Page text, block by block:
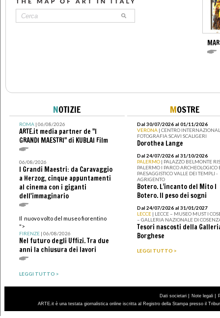
NOTIZIE
ROMA| 06/08/2026
ARTE.it media partner de "I
GRANDI MAESTRI" di KUBLAI Film
06/08/2026
I Grandi Maestri: da Caravaggio
a Herzog, cinque appuntamenti
al cinema con i giganti
dell'immaginario
Il nuovo volto del museo fiorentino
">
FIRENZE| 06/08/2026
Nel futuro degli Uffizi. Tra due
anni la chiusura dei lavori
LEGGI TUTTO >
MOSTRE
Dal 30/07/2026 al 01/11/2026
VERONA | CENTRO
FOTOGRAFIA SCAVI SCALIGERI
Dorothea Lange
Dal 24/07/2026 al 31/10/2026
PALERMO | PALAZZO BELMONTE
PALERMO I PARCO ARCHEOLOGICO
PAESAGGISTICO VALLE DEI TEMPLI -
AGRIGENTO
Botero. L’incanto del Mito I
Botero. Il peso dei sogni
Dal 24/07/2026 al 31/01/2027
LECCE | LECCE – MUSEO MUST I
– GALLERIA NAZIONALE DI
Tesori nascosti della
Borghese
LEGGI TUTTO >
Dati societari | Note legali |
ARTE.it è una testata giornalistica online iscritta al Registro della Stampa presso il